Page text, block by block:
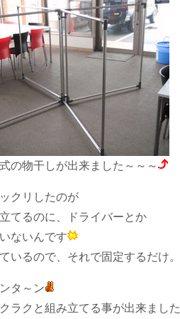
の物干しが出来ました～～～
クリしたのが
てるのに、ドライバーとか
ないんです
いるので、それで固定するだけ。
タ～ン
ラクと組み立てる事が出来ました